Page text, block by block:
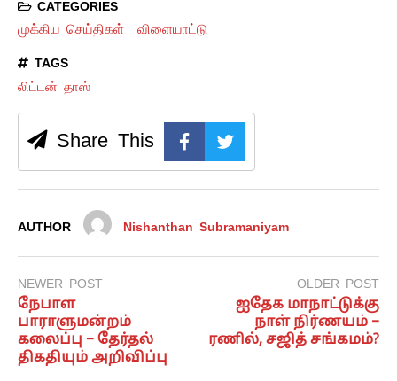
CATEGORIES
முக்கிய செய்திகள் விளையாட்டு
TAGS
லிட்டன் தாஸ்
Share This
AUTHOR Nishanthan Subramaniyam
NEWER POST
நேபாள
பாராளுமன்றம்
கலைப்பு – தேர்தல்
திகதியும் அறிவிப்பு
OLDER POST
ஐதேக மாநாட்டுக்கு
நாள் நிர்ணயம் –
ரணில், சஜித் சங்கமம்?